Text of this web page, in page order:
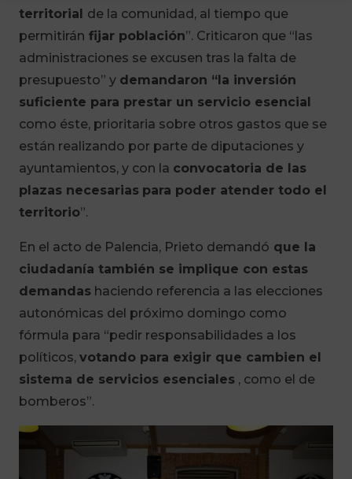
territorial de la comunidad, al tiempo que
permitirán fijar población”. Criticaron que “las
administraciones se excusen tras la falta de
presupuesto” y demandaron “la inversión
suficiente para prestar un servicio esencial
como éste, prioritaria sobre otros gastos que se
están realizando por parte de diputaciones y
ayuntamientos, y con la convocatoria de las
plazas necesarias para poder atender todo el
territorio”.
En el acto de Palencia, Prieto demandó que la
ciudadanía también se implique con estas
demandas haciendo referencia a las elecciones
autonómicas del próximo domingo como
fórmula para “pedir responsabilidades a los
políticos, votando para exigir que cambien el
sistema de servicios esenciales , como el de
bomberos”.